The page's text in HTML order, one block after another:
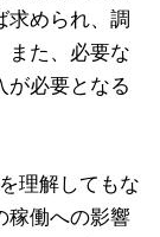
求められ、調
また、必要な
が必要となる
理解してもな
稼働への影響